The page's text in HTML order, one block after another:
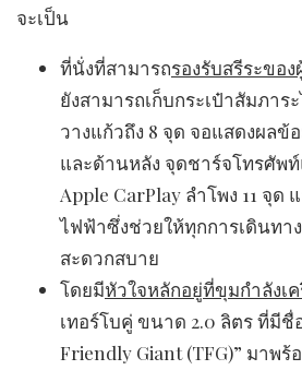
จะเป็น
ที่นั่งที่สามารถรองรับสรีระขอ
ยังสามารถเก็บกระเป๋าสัมภาร
วางแก้วถึง 8 จุด จอแสดงผลข้
และด้านหลัง จุดชาร์จโทรศัพ
Apple CarPlay ลำโพง 11 จุด
ไฟฟ้าซึ่งช่วยให้ทุกการเดินทา
สะดวกสบาย
โดยมีหัวใจหลักอยู่ที่ขุมกำลังเ
เทอร์โบคู่ ขนาด 2.0 ลิตร ที่มีชื่
Friendly Giant (TFG)” มาพร้